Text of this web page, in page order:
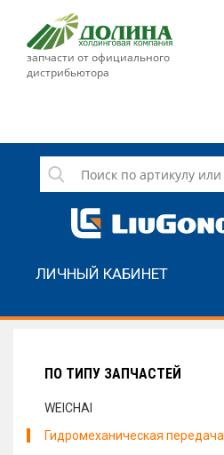
запчасти от официального
дистрибьютора
СЕРВИС
НОВОСТИ
ЛИЧНЫЙ КАБИНЕТ
ПО ТИПУ ЗАПЧАСТЕЙ
WEICHAI
Гидромеханическая передача